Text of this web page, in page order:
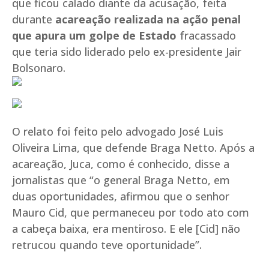
que ficou calado diante da acusação, feita
durante acareação realizada na ação penal
que apura um golpe de Estado fracassado
que teria sido liderado pelo ex-presidente Jair
Bolsonaro.
O relato foi feito pelo advogado José Luis
Oliveira Lima, que defende Braga Netto. Após a
acareação, Juca, como é conhecido, disse a
jornalistas que “o general Braga Netto, em
duas oportunidades, afirmou que o senhor
Mauro Cid, que permaneceu por todo ato com
a cabeça baixa, era mentiroso. E ele [Cid] não
retrucou quando teve oportunidade”.